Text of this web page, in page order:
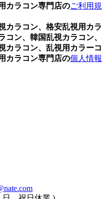
カラコン専門店のご利用規
カラコン、格安乱視用カラ
コン、韓国乱視カラコン、
カラコン、乱視用カラーコ
カラコン専門店の個人情報